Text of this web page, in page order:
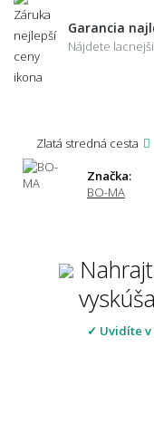
Garancia
Nájdete
Zlatá stredná cesta
Značka:
BO-MA
✓ Uvidíte v